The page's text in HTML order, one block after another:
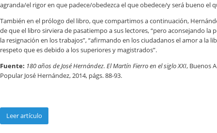
agranda/el rigor en que padece/obedezca el que obedece/y será bueno el
También en el prólogo del libro, que compartimos a continuación,
de que el libro sirviera de pasatiempo a sus lectores, “pero aconsejando la
la resignación en los trabajos”, “afirmando en los ciudadanos el amor a la
respeto que es debido a los superiores y magistrados”.
Fuente: 180 años de José Hernández. El Martín Fierro en el siglo XXI, Buenos
Popular José Hernández, 2014, págs. 88-93.
Leer artículo